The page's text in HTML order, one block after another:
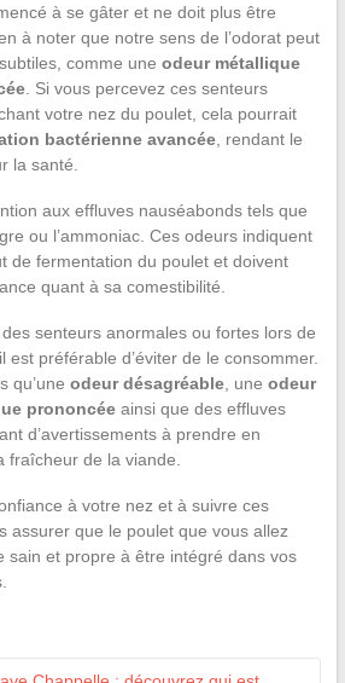
à se gâter et ne doit plus être
à noter que notre sens de l’odorat peut
comme une odeur métallique
. Si vous percevez ces senteurs
votre nez du poulet, cela pourrait
bactérienne avancée, rendant le
la santé.
aux effluves nauséabonds tels que
ou l’ammoniac. Ces odeurs indiquent
de fermentation du poulet et doivent
quant à sa comestibilité.
senteurs anormales ou fortes lors de
est préférable d’éviter de le consommer.
qu’une odeur désagréable, une odeur
prononcéeainsi que des effluves
d’avertissements à prendre en
fraîcheur de la viande.
à votre nez et à suivre ces
assurer que le poulet que vous allez
sain et propre à être intégré dans vos